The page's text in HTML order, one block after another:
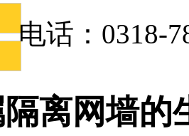
离网墙的
电话：0318-